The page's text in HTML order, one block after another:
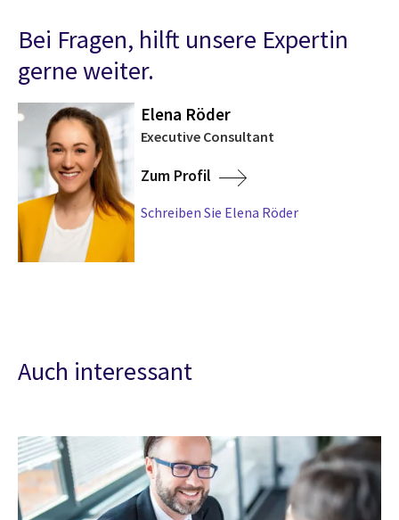
Bei Fragen, hilft unsere Expertin
gerne weiter.
Elena Röder
Executive Consultant
Zum Profil
Schreiben Sie Elena Röder
Auch interessant